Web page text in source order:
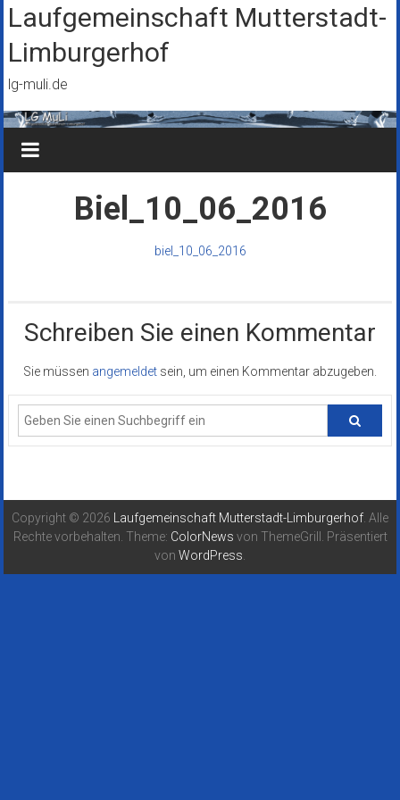
Zum
Inhalt
springen
Laufgemeinschaft Mutterstadt-
Limburgerhof
lg-muli.de
Biel_10_06_2016
biel_10_06_2016
Schreiben Sie einen Kommentar
Sie müssen angemeldet sein, um einen Kommentar abzugeben.
Copyright © 2026 Laufgemeinschaft Mutterstadt-Limburgerhof . Alle
Rechte vorbehalten. Theme: ColorNews von ThemeGrill. Präsentiert
von WordPress